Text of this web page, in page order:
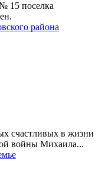
15 поселка
района
счастливых в жизни
войны Михаила...